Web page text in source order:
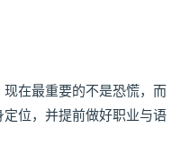
在最重要的不是恐慌，而
位，并提前做好职业与语